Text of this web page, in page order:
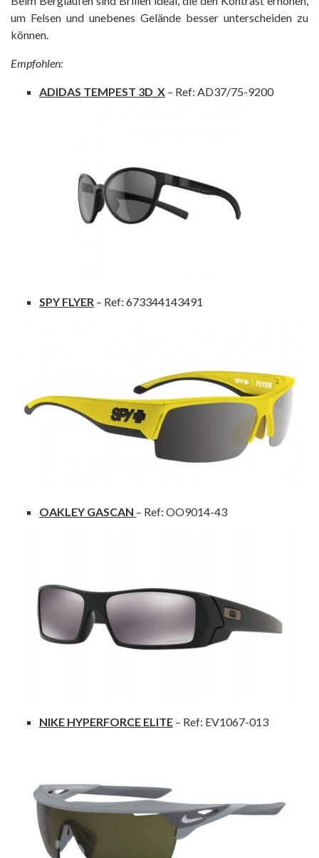
um Felsen und unebenes Gelände besser unterscheiden zu
können.
Empfohlen:
ADIDAS TEMPEST 3D_X – Ref: AD37/75-9200
SPY FLYER – Ref: 673344143491
OAKLEY GASCAN – Ref: OO9014-43
NIKE HYPERFORCE ELITE – Ref: EV1067-013